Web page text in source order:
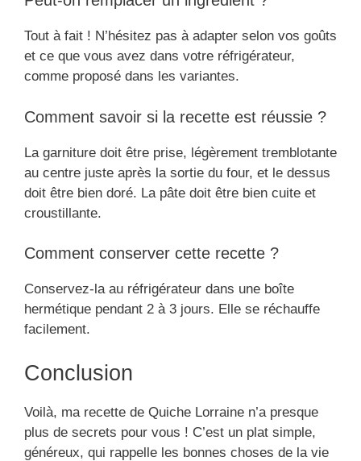
Tout à fait ! N’hésitez pas à adapter selon vos goûts
et ce que vous avez dans votre réfrigérateur,
comme proposé dans les variantes.
Comment savoir si la recette est réussie ?
La garniture doit être prise, légèrement tremblotante
au centre juste après la sortie du four, et le dessus
doit être bien doré. La pâte doit être bien cuite et
croustillante.
Comment conserver cette recette ?
Conservez-la au réfrigérateur dans une boîte
hermétique pendant 2 à 3 jours. Elle se réchauffe
facilement.
Conclusion
Voilà, ma recette de Quiche Lorraine n’a presque
plus de secrets pour vous ! C’est un plat simple,
généreux, qui rappelle les bonnes choses de la vie